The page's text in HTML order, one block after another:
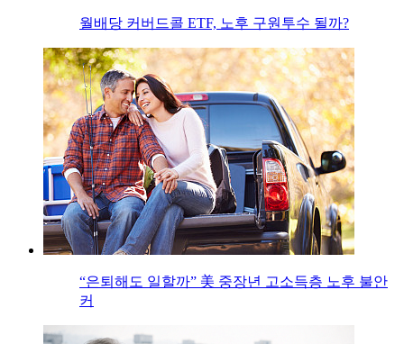
월배당 커버드콜 ETF, 노후 구원투수 될까?
“은퇴해도 일할까” 美 중장년 고소득층 노후 불안
커